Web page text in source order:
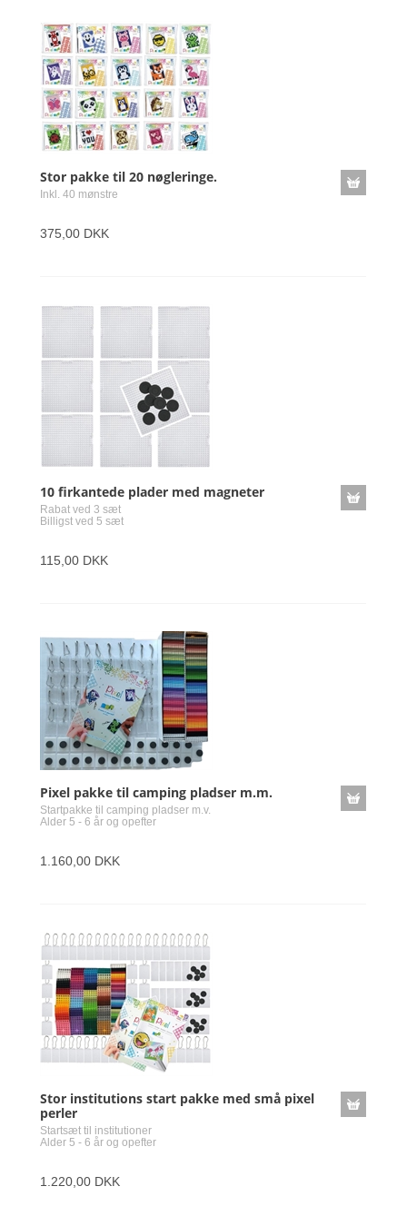
Stor pakke til 20 nøgleringe.
Inkl. 40 mønstre
375,00 DKK
10 firkantede plader med magneter
Rabat ved 3 sæt
Billigst ved 5 sæt
115,00 DKK
Pixel pakke til camping pladser m.m.
Startpakke til camping pladser m.v.
Alder 5 - 6 år og opefter
1.160,00 DKK
Stor institutions start pakke med små pixel
perler
Startsæt til institutioner
Alder 5 - 6 år og opefter
1.220,00 DKK